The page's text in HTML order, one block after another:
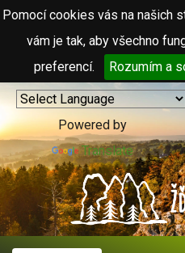
Pomocí cookies vás na našich
vám je tak, aby všechno
preferencí.
Rozumím a
Powered by
Translate